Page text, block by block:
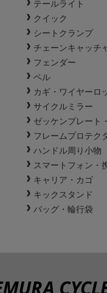
テールライト
クイック
シートクランプ
チェーンキャッチ
フェンダー
ベル
カギ・ワイヤーロ
サイクルミラー
ゼッケンプレート
フレームプロテク
ハンドル周り小物
スマートフォン・
キャリア・カゴ
キックスタンド
バッグ・輪行袋